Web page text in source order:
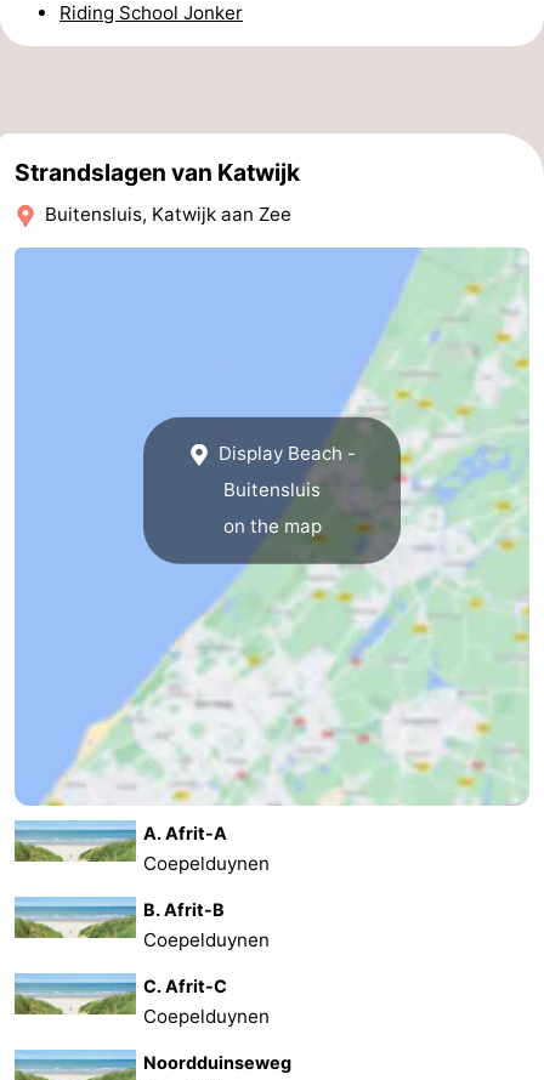
Riding School Jonker
Strandslagen van Katwijk
Buitensluis, Katwijk aan Zee
Display Beach -
Buitensluis
on the map
A. Afrit-A
Coepelduynen
B. Afrit-B
Coepelduynen
C. Afrit-C
Coepelduynen
Noordduinseweg